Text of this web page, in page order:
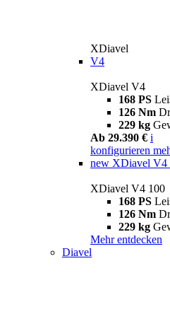
XDiavel
V4
XDiavel V4
168 PS
126 Nm
229 kg
Ab 29.390 € i
konfigurieren
new XDiavel V4
XDiavel V4 100
168 PS
126 Nm
229 kg
Mehr entdecken
Diavel